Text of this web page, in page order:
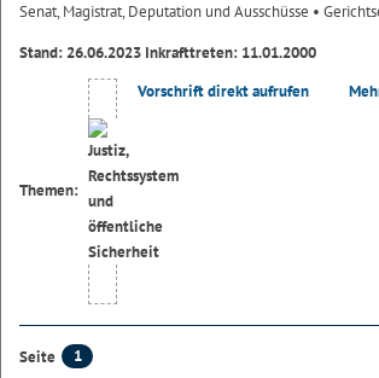
Senat, Magistrat, Deputation und Ausschüsse •
Stand: 26.06.2023 Inkrafttreten: 11.01.2000
Themen:
Vorschrift direkt aufrufen
Seite
1